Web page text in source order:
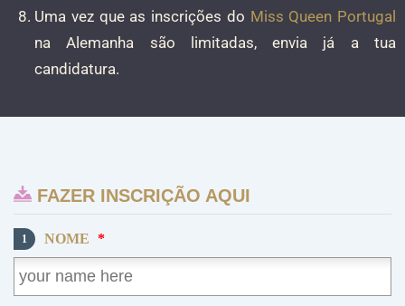
Uma vez que as inscrições do Miss Queen Portugal
na Alemanha são limitadas, envia já a tua
candidatura.
FAZER INSCRIÇÃO AQUI
1 NOME *